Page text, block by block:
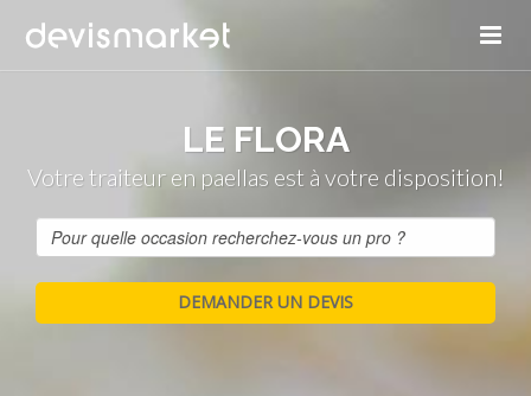
LE FLORA
Votre traiteur en paellas est à votre disposition!